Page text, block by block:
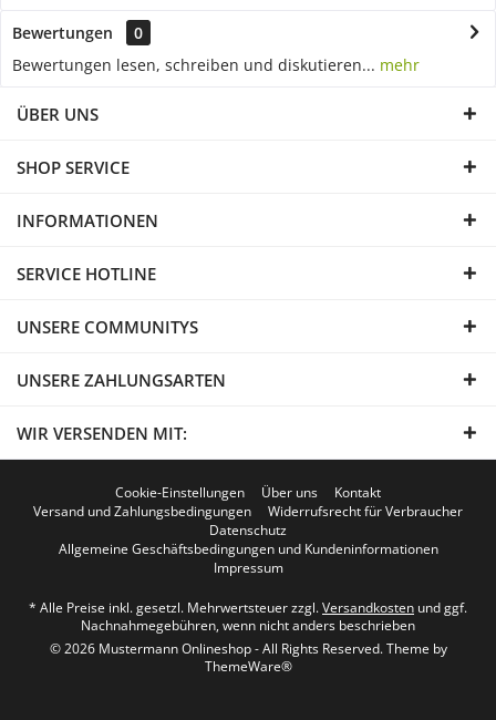
Bewertungen
0
Bewertungen lesen, schreiben und diskutieren... mehr
ÜBER UNS
SHOP SERVICE
INFORMATIONEN
SERVICE HOTLINE
UNSERE COMMUNITYS
UNSERE ZAHLUNGSARTEN
WIR VERSENDEN MIT:
Cookie-Einstellungen Über uns
Kontakt
Versand und Zahlungsbedingungen
Widerrufsrecht für Verbraucher
Datenschutz
Allgemeine Geschäftsbedingungen und Kundeninformationen
Impressum
* Alle Preise inkl. gesetzl. Mehrwertsteuer zzgl.Versandkosten und ggf.
Nachnahmegebühren, wenn nicht anders beschrieben
© 2026 Mustermann Onlineshop - All Rights Reserved. Theme by
ThemeWare®